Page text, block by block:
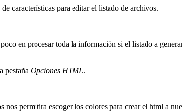
características para editar el listado de archivos.
en procesar toda la información si el listado a
pestaña Opciones HTML.
nos permitira escoger los colores para crear el html a